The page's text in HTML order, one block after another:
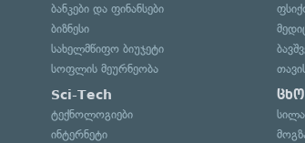
ბანკები და ფინანსები
ბიზნესი
სახელმწიფო ბიუჯეტი
სოფლის მეურნეობა
Sci-Tech
ტექნოლოგიები
ინტერნეტი